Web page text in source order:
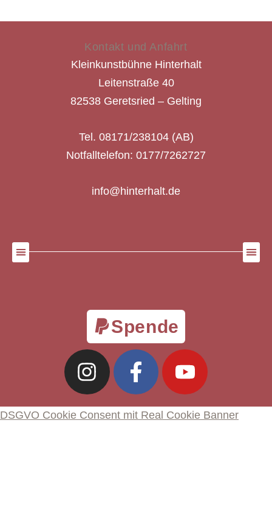
Kontakt und Anfahrt
Kleinkunstbühne Hinterhalt
Leitenstraße 40
82538 Geretsried – Gelting
Tel. 08171/238104 (AB)
Notfalltelefon: 0177/7262727
info@hinterhalt.de
Spende
DSGVO Cookie Consent mit Real Cookie Banner